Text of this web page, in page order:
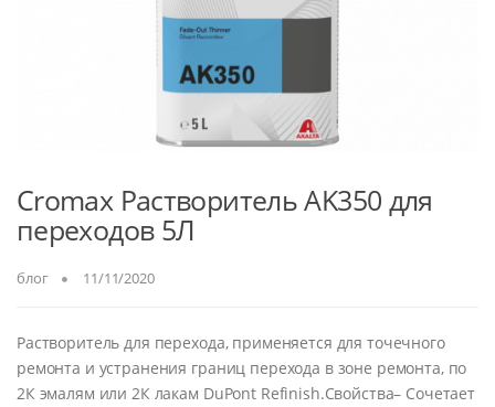
Cromax Растворитель AK350 для
переходов 5Л
блог 11/11/2020
Растворитель для перехода, применяется для точечного
ремонта и устранения границ перехода в зоне ремонта, по
2К эмалям или 2К лакам DuPont Refinish.Свойства– Сочетает